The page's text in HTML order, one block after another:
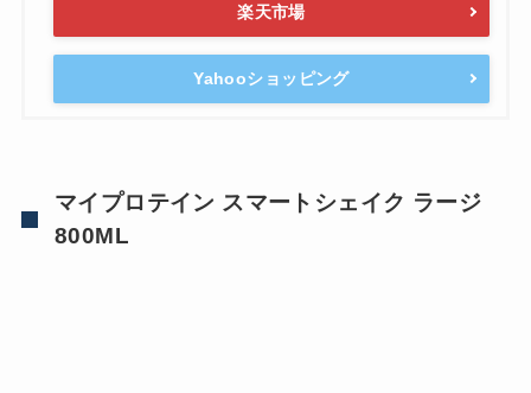
楽天市場
Yahooショッピング
マイプロテイン スマートシェイク ラージ
800ML